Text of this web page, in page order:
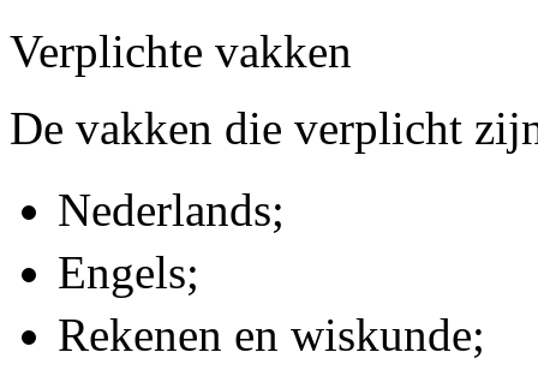
Verplichte vakken
De vakken die verplicht
Nederlands;
Engels;
Rekenen en wiskunde;